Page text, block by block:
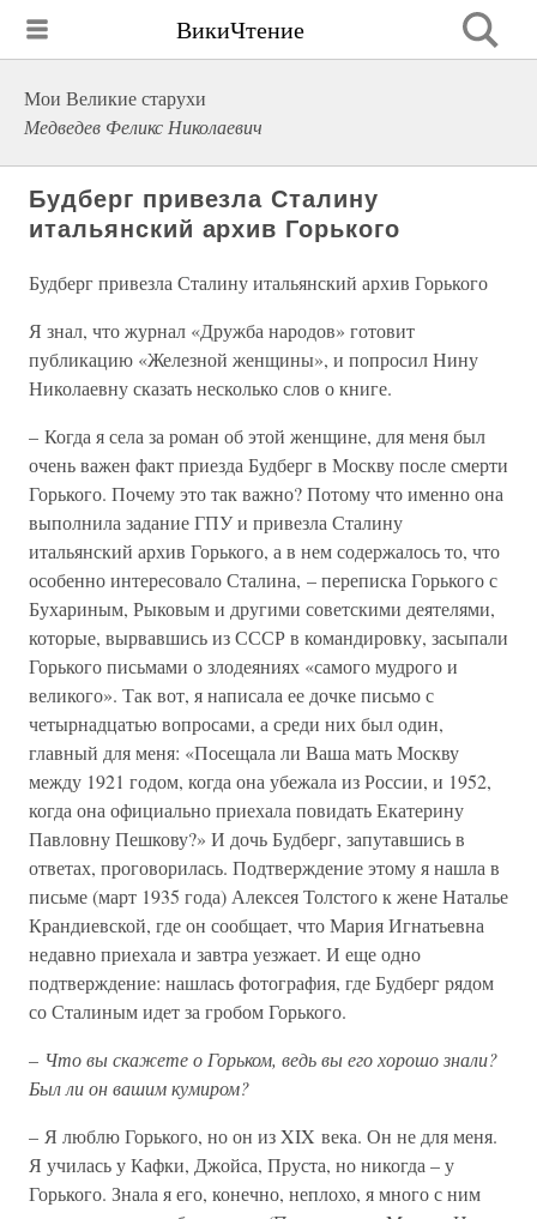
ВикиЧтение
Мои Великие старухи
Медведев Феликс Николаевич
Будберг привезла Сталину
итальянский архив Горького
Будберг привезла Сталину итальянский архив Горького
Я знал, что журнал «Дружба народов» готовит
публикацию «Железной женщины», и попросил Нину
Николаевну сказать несколько слов о книге.
– Когда я села за роман об этой женщине, для меня был
очень важен факт приезда Будберг в Москву после смерти
Горького. Почему это так важно? Потому что именно она
выполнила задание ГПУ и привезла Сталину
итальянский архив Горького, а в нем содержалось то, что
особенно интересовало Сталина, – переписка Горького с
Бухариным, Рыковым и другими советскими деятелями,
которые, вырвавшись из СССР в командировку, засыпали
Горького письмами о злодеяниях «самого мудрого и
великого». Так вот, я написала ее дочке письмо с
четырнадцатью вопросами, а среди них был один,
главный для меня: «Посещала ли Ваша мать Москву
между 1921 годом, когда она убежала из России, и 1952,
когда она официально приехала повидать Екатерину
Павловну Пешкову?» И дочь Будберг, запутавшись в
ответах, проговорилась. Подтверждение этому я нашла в
письме (март 1935 года) Алексея Толстого к жене Наталье
Крандиевской, где он сообщает, что Мария Игнатьевна
недавно приехала и завтра уезжает. И еще одно
подтверждение: нашлась фотография, где Будберг рядом
со Сталиным идет за гробом Горького.
– Что вы скажете о Горьком, ведь вы его хорошо знали?
Был ли он вашим кумиром?
– Я люблю Горького, но он из XIX века. Он не для меня.
Я училась у Кафки, Джойса, Пруста, но никогда – у
Горького. Знала я его, конечно, неплохо, я много с ним